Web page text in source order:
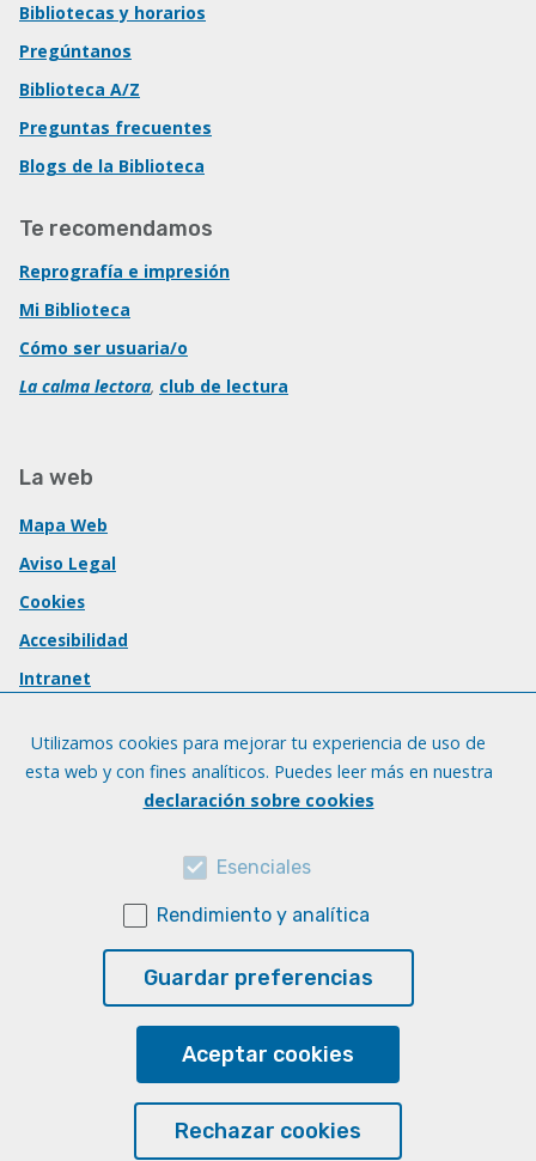
Bibliotecas y horarios
Pregúntanos
Biblioteca A/Z
Preguntas frecuentes
Blogs de la Biblioteca
Te recomendamos
Reprografía e impresión
Mi Biblioteca
Cómo ser usuaria/o
La calma lectora, club de lectura
La web
Mapa Web
Aviso Legal
Cookies
Accesibilidad
Intranet
Utilizamos cookies para mejorar tu experiencia de uso de
esta web y con fines analíticos. Puedes leer más en nuestra
declaración sobre cookies
Esenciales
Rendimiento y analítica
Guardar preferencias
Aceptar cookies
Rechazar cookies